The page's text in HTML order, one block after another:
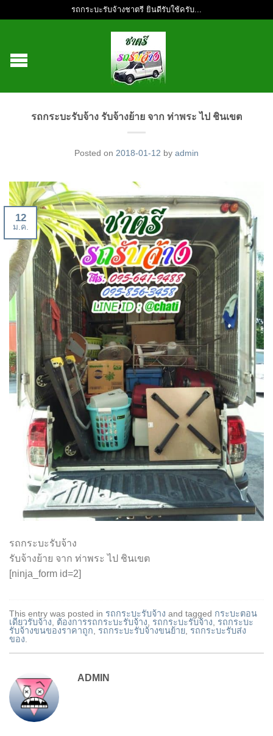
รถกระบะรับจ้างชาตรี ยินดีรับใช้ครับ...
รถกระบะรับจ้าง รับจ้างย้าย จาก ท่าพระ ไป ชินเขต
Posted on 2018-01-12 by admin
12
ม.ค.
รถกระบะรับจ้าง
รับจ้างย้าย จาก ท่าพระ ไป ชินเขต
[ninja_form id=2]
This entry was posted in รถกระบะรับจ้าง and tagged กระบะตอน
เดียวรับจ้าง, ต้องการรถกระบะรับจ้าง, รถกระบะรับจ้าง, รถกระบะ
รับจ้างขนของราคาถูก, รถกระบะรับจ้างขนย้าย, รถกระบะรับส่ง
ของ.
ADMIN